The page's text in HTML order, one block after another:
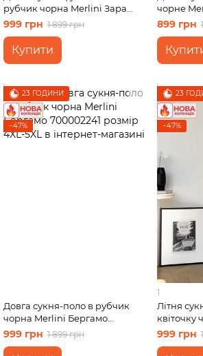
рубчик чорна Merlini Зара
700001841 розмір L-XL
999 грн 1 899 грн
Купити
чорне
розмір
899 грн
23 ГОДИНИ
−47%
Довга сукня-поло в рубчик
чорна Merlini Бергамо
700002241 розмір 4XL-5XL
999 грн 1 899 грн
23
−47%
1
Літня
квіточку
999 грн